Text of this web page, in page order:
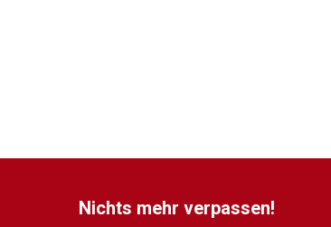
Nichts mehr verpassen!